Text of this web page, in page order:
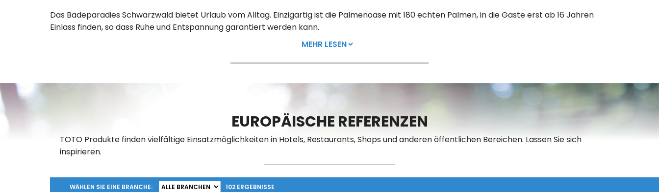
Das Badeparadies Schwarzwald bietet Urlaub vom Alltag. Einzigartig ist die Palmenoase mit 180 echten Palmen, in die Gäste erst ab 16 Jahren
Einlass finden, so dass Ruhe und Entspannung garantiert werden kann.
MEHR LESEN
EUROPÄISCHE REFERENZEN
TOTO Produkte finden vielfältige Einsatzmöglichkeiten in Hotels, Restaurants, Shops und anderen öffentlichen Bereichen. Lassen Sie sich
inspirieren.
WÄHLEN SIE EINE BRANCHE: 102 ERGEBNISSE